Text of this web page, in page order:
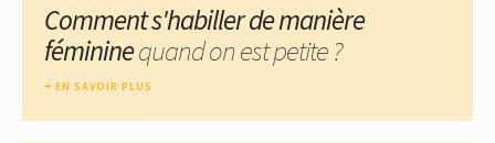
Comment s'habiller de manière
fémininequand on est petite ?
EN SAVOIR PLUS